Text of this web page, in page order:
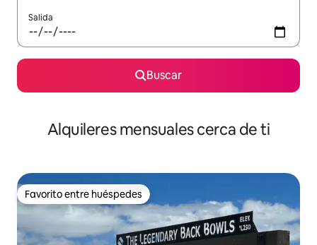
Salida
Buscar
Alquileres mensuales cerca de ti
Favorito entre huéspedes
Favorito entre huéspedes